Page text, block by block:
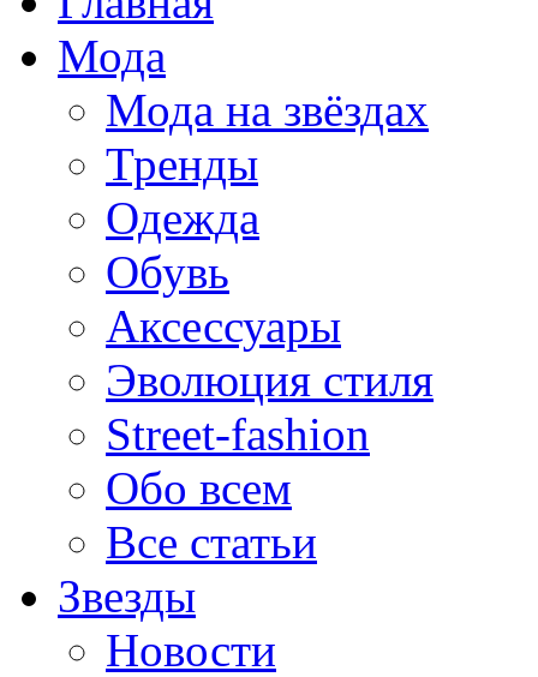
Мода
Мода на звёздах
Тренды
Одежда
Обувь
Аксессуары
Эволюция стиля
Street-fashion
Обо всем
Все статьи
Звезды
Новости